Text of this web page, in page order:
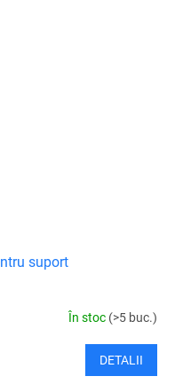
suport
În stoc (>5 buc.)
DETALII